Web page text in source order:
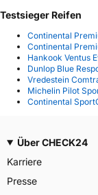
Testsieger Reifen
Continental
Continental
Hankook Ventus
Dunlop Blue
Vredestein
Michelin Pilot
Continental
Über CHECK24
Karriere
Presse